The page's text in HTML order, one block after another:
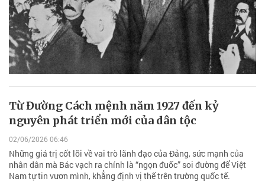
Từ Đường Cách mệnh năm 1927 đến kỷ
nguyên phát triển mới của dân tộc
02/06/2026 06:46
Những giá trị cốt lõi về vai trò lãnh đạo của Đảng, sức mạnh của
nhân dân mà Bác vạch ra chính là “ngọn đuốc” soi đường để Việt
Nam tự tin vươn mình, khẳng định vị thế trên trường quốc tế.